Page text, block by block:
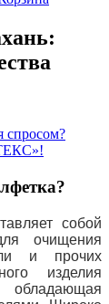
спросом?
собой
очищения
и прочих
изделия
обладающая